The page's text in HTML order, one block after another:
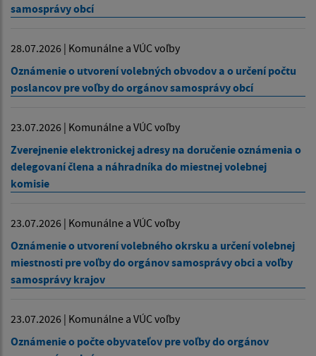
samosprávy obcí
28.07.2026 | Komunálne a VÚC voľby
Oznámenie o utvorení volebných obvodov a o určení počtu
poslancov pre voľby do orgánov samosprávy obcí
23.07.2026 | Komunálne a VÚC voľby
Zverejnenie elektronickej adresy na doručenie oznámenia o
delegovaní člena a náhradníka do miestnej volebnej
komisie
23.07.2026 | Komunálne a VÚC voľby
Oznámenie o utvorení volebného okrsku a určení volebnej
miestnosti pre voľby do orgánov samosprávy obci a voľby
samosprávy krajov
23.07.2026 | Komunálne a VÚC voľby
Oznámenie o počte obyvateľov pre voľby do orgánov